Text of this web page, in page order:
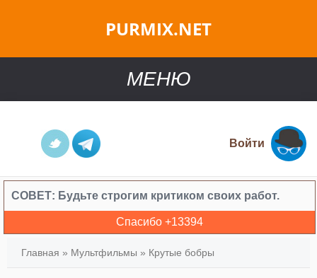
PURMIX.NET
МЕНЮ
Войти
СОВЕТ: Будьте строгим критиком своих работ.
Спасибо +13394
Главная » Мультфильмы » Крутые бобры